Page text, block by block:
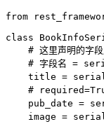
from
class
# 这里声明的字
# 字段名 =
    title
=
#
    pub_date
=
    image
=